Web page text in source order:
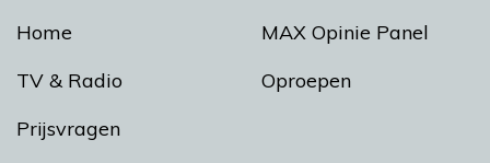
Home
TV & Radio
Prijsvragen
MAX Opinie Panel
Oproepen